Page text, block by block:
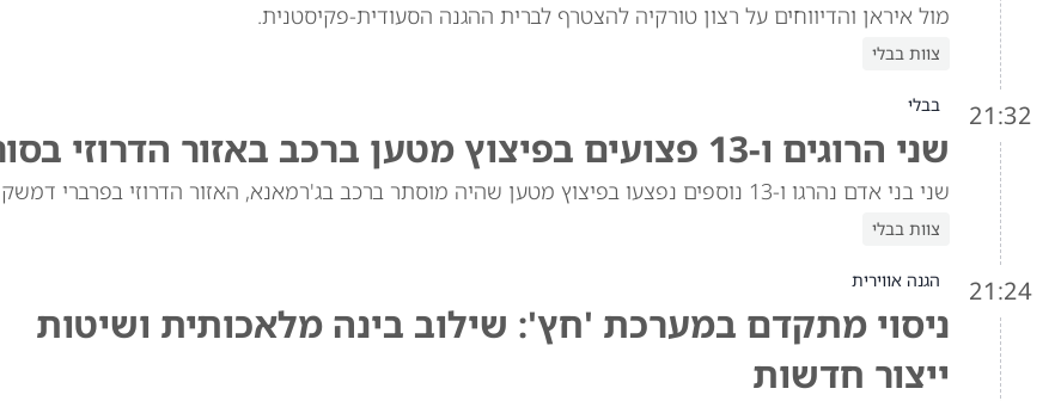
מול איראן והדיווחים על רצון טורקיה להצטרף לברית ההגנה הסעודית-פקיסטנית.
צוות בבלי
21:32 בבלי
שני הרוגים ו-13 פצועים בפיצוץ מטען ברכב באזור הדרוזי בסוריה
שני בני אדם נהרגו ו-13 נוספים נפצעו בפיצוץ מטען שהיה מוסתר ברכב בג'רמאנא, האזור הדרוזי בפרברי דמשק שבסוריה.
צוות בבלי
21:24 הגנה אווירית
ניסוי מתקדם במערכת 'חץ': שילוב בינה מלאכותית ושיטות
ייצור חדשות